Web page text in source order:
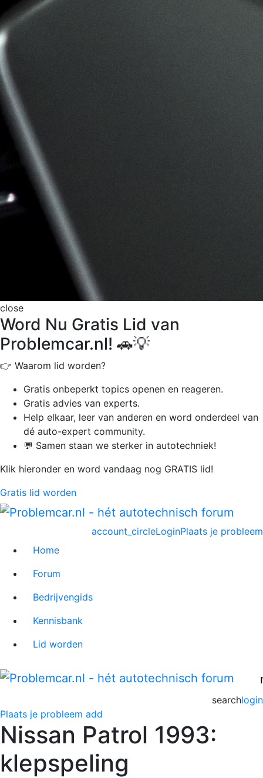
close
Word Nu Gratis Lid van
Problemcar.nl! 🚗💡
👉 Waarom lid worden?
Gratis onbeperkt topics openen en reageren.
Gratis advies van experts.
Help elkaar, leer van anderen en word onderdeel van
dé auto-expert community.
💬 Samen staan we sterker in autotechniek!
Klik hieronder en word vandaag nog GRATIS lid!
Gratis lid worden
Plaats je probleem
account_circleLogin
Home
Forum
Bedrijvengids
Kennisbank
Lid worden
login
search
Plaats je probleem add
Nissan Patrol 1993:
klepspeling